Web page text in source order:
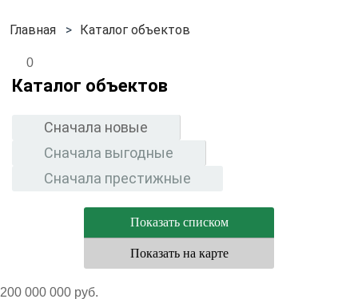
Каталог объектов
0
Каталог объектов
Сначала новые
Сначала выгодные
Сначала престижные
Показать списком
Показать на карте
200 000 000 руб.